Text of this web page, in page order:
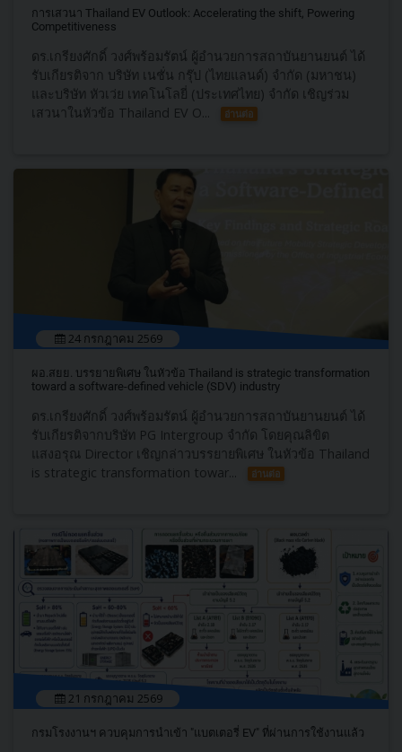
การเสวนา Thailand EV Outlook: Accelerating the shift, Powering
Competitiveness
ดร.เกรียงศักดิ์ วงศ์พร้อมรัตน์ ผู้อำนวยการสถาบันยานยนต์ ได้
รับเกียรติจาก บริษัท เนชั่น กรุ๊ป (ไทยแลนด์) จำกัด (มหาชน)
และบริษัท หัวเว่ย เทคโนโลยี่ (ประเทศไทย) จำกัด เชิญร่วม
เสวนาในหัวข้อ Thailand EV O...
อ่านต่อ
24 กรกฎาคม 2569
ผอ.สยย. บรรยายพิเศษ ในหัวข้อ Thailand is strategic transformation
toward a software-defined vehicle (SDV) industry
ดร.เกรียงศักดิ์ วงศ์พร้อมรัตน์ ผู้อำนวยการสถาบันยานยนต์ ได้
รับเกียรติจากบริษัท PG Intergroup จำกัด โดยคุณลิขิต
แสงอรุณ Director เชิญกล่าวบรรยายพิเศษ ในหัวข้อ Thailand
is strategic transformation towar...
อ่านต่อ
21 กรกฎาคม 2569
กรมโรงงานฯ ควบคุมการนำเข้า "แบตเตอรี่ EV" ที่ผ่านการใช้งานแล้ว